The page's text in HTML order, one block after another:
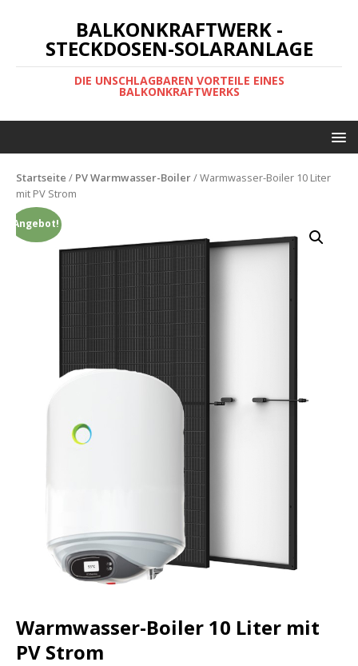
BALKONKRAFTWERK -
STECKDOSEN-SOLARANLAGE
DIE UNSCHLAGBAREN VORTEILE EINES
BALKONKRAFTWERKS
Startseite / PV Warmwasser-Boiler/ Warmwasser-Boiler 10 Liter
mit PV Strom
Angebot!
Warmwasser-Boiler 10 Liter mit
PV Strom